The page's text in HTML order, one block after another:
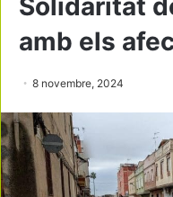
Solidaritat
amb els
8 novembre, 2024